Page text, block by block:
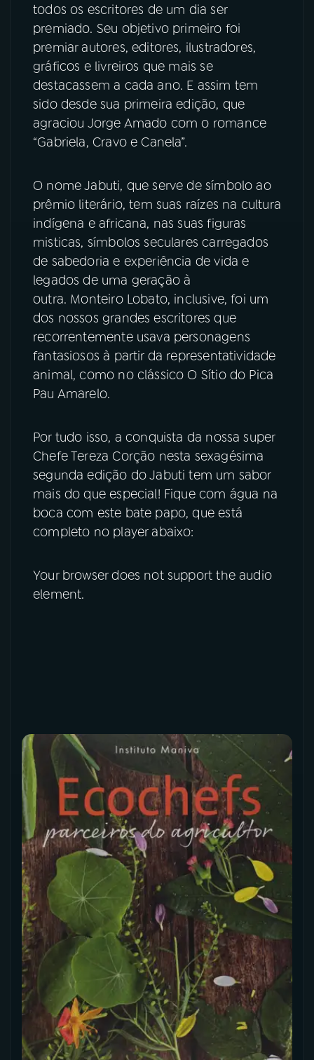
todos os escritores de um dia ser
premiado. Seu objetivo primeiro foi
premiar autores, editores, ilustradores,
gráficos e livreiros que mais se
destacassem a cada ano. E assim tem
sido desde sua primeira edição, que
agraciou Jorge Amado com o romance
“Gabriela, Cravo e Canela”.
O nome Jabuti, que serve de símbolo ao
prêmio literário, tem suas raízes na cultura
indígena e africana, nas suas figuras
misticas, símbolos seculares carregados
de sabedoria e experiência de vida e
legados de uma geração à
outra. Monteiro Lobato, inclusive, foi um
dos nossos grandes escritores que
recorrentemente usava personagens
fantasiosos à partir da representatividade
animal, como no clássico O Sítio do Pica
Pau Amarelo.
Por tudo isso, a conquista da nossa super
Chefe Tereza Corção nesta sexagésima
segunda edição do Jabuti tem um sabor
mais do que especial! Fique com água na
boca com este bate papo, que está
completo no player abaixo:
Your browser does not support the audio
element.